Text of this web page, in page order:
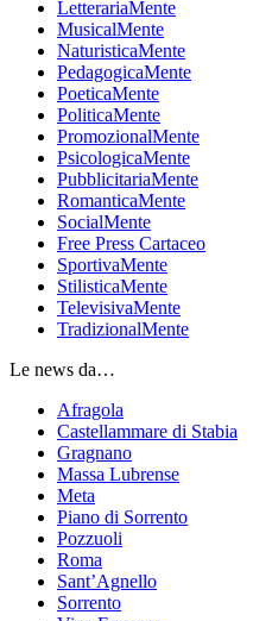
LetterariaMente
MusicalMente
NaturisticaMente
PedagogicaMente
PoeticaMente
PoliticaMente
PromozionalMente
PsicologicaMente
PubblicitariaMente
RomanticaMente
SocialMente
Free Press Cartaceo
SportivaMente
StilisticaMente
TelevisivaMente
TradizionalMente
Le news da…
Afragola
Castellammare di Stabia
Gragnano
Massa Lubrense
Meta
Piano di Sorrento
Pozzuoli
Roma
Sant’Agnello
Sorrento